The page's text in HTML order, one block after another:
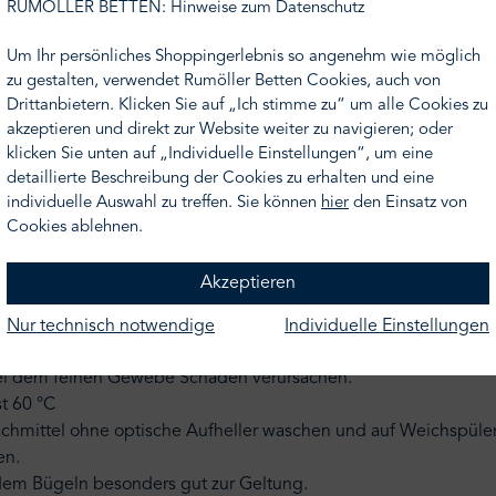
Ihnen gern ein Angebot.
atmungsaktiv
ohne Aufpreis möglich)
und schließen Sie den Reißverschluss. Waschen Sie sie
dem feinen Gewebe Schäden verursachen.
60 °C
ohne optische Aufheller waschen und auf
Bügeln besonders gut zur Geltung.
RUMÖLLER BETTEN: Hinweise zum Datenschutz
Um Ihr persönliches Shoppingerlebnis so angenehm wie möglich
zu gestalten, verwendet Rumöller Betten Cookies, auch von
Drittanbietern. Klicken Sie auf „Ich stimme zu“ um alle Cookies zu
akzeptieren und direkt zur Website weiter zu navigieren; oder
klicken Sie unten auf „Individuelle Einstellungen“, um eine
detaillierte Beschreibung der Cookies zu erhalten und eine
individuelle Auswahl zu treffen. Sie können hier den Einsatz von
Cookies ablehnen.
Akzeptieren
Nur technisch notwendige Individuelle Einstellungen